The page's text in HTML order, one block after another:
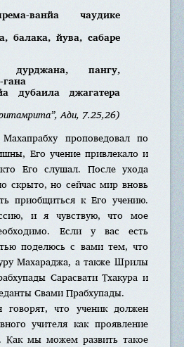
ванйа чаудике
балака, йува, сабаре
дурджана, пангу,
дубаила джагатера
Ади, 7.25,26)
проповедовал по
Его учение привлекало и
Его слушал. После ухода
скрыто, но сейчас мир вновь
приобщиться к Его учению.
и я чувствую, что мое
Если у вас есть
поделюсь с вами тем, что
Махараджа, а также Шрилы
Сарасвати Тхакура и
Свами Прабхупады.
говорят, что ученик должен
учителя как проявление
Как мы можем развить такое